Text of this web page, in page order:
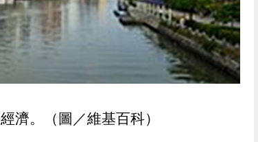
濟。（圖／維基百科）